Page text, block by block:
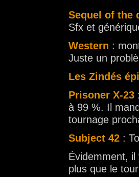
Sequel of the
Sfx et
Western :
Juste un
Les Zindés
Prisoner X-23
à 99 %. Il
tournage
Subject 42 :
Évidemment, il
plus que le